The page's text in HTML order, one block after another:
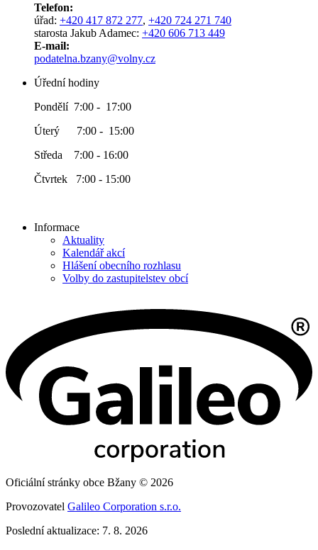
Telefon:
úřad: +420 417 872 277, +420 724 271 740
starosta Jakub Adamec: +420 606 713 449
E-mail:
podatelna.bzany@volny.cz
Úřední hodiny
Pondělí 7:00 - 17:00
Úterý 7:00 - 15:00
Středa 7:00 - 16:00
Čtvrtek 7:00 - 15:00
Informace
Aktuality
Kalendář akcí
Hlášení obecního rozhlasu
Volby do zastupitelstev obcí
Oficiální stránky obce Bžany © 2026
Provozovatel Galileo Corporation s.r.o.
Poslední aktualizace: 7. 8. 2026